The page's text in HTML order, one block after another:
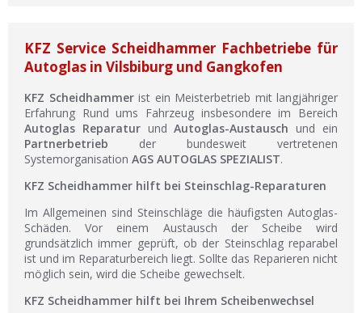
KFZ Service Scheidhammer Fachbetriebe für
Autoglas in Vilsbiburg und Gangkofen
KFZ Scheidhammerist ein Meisterbetrieb mit langjähriger
Erfahrung Rund ums Fahrzeug insbesondere im Bereich
Autoglas ReparaturundAutoglas-Austausch und ein
Partnerbetrieb der bundesweit vertretenen
Systemorganisation AGS AUTOGLAS SPEZIALIST.
KFZ Scheidhammer hilft bei Steinschlag-Reparaturen
Im Allgemeinen sind Steinschläge die häufigsten Autoglas-
Schäden. Vor einem Austausch der Scheibe wird
grundsätzlich immer geprüft, ob der Steinschlag reparabel
ist und im Reparaturbereich liegt. Sollte das Reparieren nicht
möglich sein, wird die Scheibe gewechselt.
KFZ Scheidhammer hilft bei Ihrem Scheibenwechsel